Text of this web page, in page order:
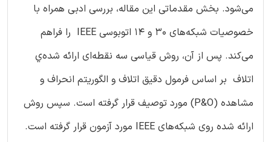
می‌شود. بخش مقدماتی این مقاله، بررسی ادبی همراه با
خصوصیات شبکه‌های ۳۰ و ۱۴ اتوبوسی IEEE را فراهم
می‌کند. پس از آن، روش قیاسی سه نقطه‌ای ارائه شده‌ي
اتلاف بر اساس فرمول دقیق اتلاف و الگوریتم انحراف و
مشاهده (P&O) مورد توصیف قرار گرفته است. سپس روش
ارائه شده روی شبکه‌های IEEE مورد آزمون قرار گرفته است.